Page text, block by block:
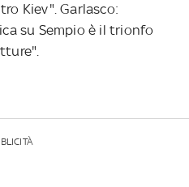
Kiev". Garlasco:
su Sempio è il trionfo